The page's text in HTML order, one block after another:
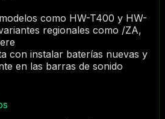
como HW-T400 y HW-
regionales como /ZA,
con instalar baterías nuevas y
en las barras de sonido